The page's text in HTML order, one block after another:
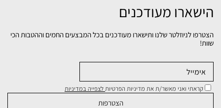
הישארו מעודכנים
הצטרפו לניוזלטר שלנו ותישארו מעודכנים בכל המבצעים החמים וההטבות הכי
שוות!
קראתי ואני מאשר/ת את מדיניות הפרטיותלצפייה במדיניות